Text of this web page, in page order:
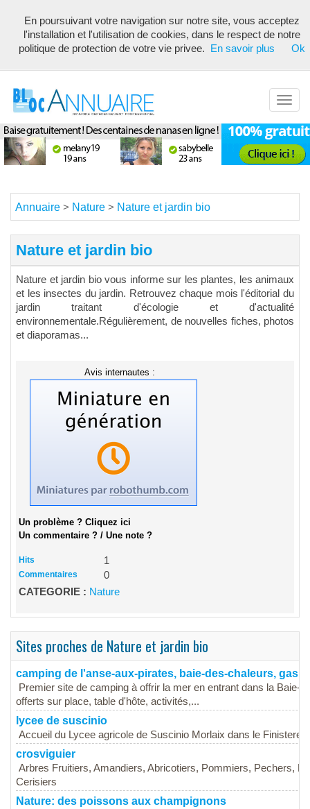
Annuaire référencement pour les webmasters, optimisé seo avec
description unique de votre fiche pour proposer du contenu pertinent
pour les moteurs de recherche ! Optimiser vos fiches
Annuaire > Nature > Nature et jardin bio
Nature et jardin bio
Nature et jardin bio vous informe sur les plantes, les animaux
et les insectes du jardin. Retrouvez chaque mois l'éditorial du
jardin traitant d'écologie et d'actualité
environnementale.Régulièrement, de nouvelles fiches, photos
et diaporamas...
Avis internautes :
Un problème ? Cliquez ici
Un commentaire ? / Une note ?
Hits 1
Commentaires
0
CATEGORIE : Nature
Sites proches de Nature et jardin bio
camping de l'anse-aux-pirates, baie-des-chaleurs,
Premier site de camping à offrir la mer en entrant dans la Baie-
offerts sur place, table d'hôte, activités,...
lycee de suscinio
Accueil du Lycee agricole de Suscinio Morlaix dans le Finistere
crosviguier
Arbres Fruitiers, Amandiers, Abricotiers, Pommiers, Pechers,
Cerisiers
Nature: des poissons aux champignons
En poursuivant votre navigation sur notre site, vous acceptez
l'installation et l'utilisation de cookies, dans le respect de notre
politique de protection de votre vie privee.
En savoir plus Ok